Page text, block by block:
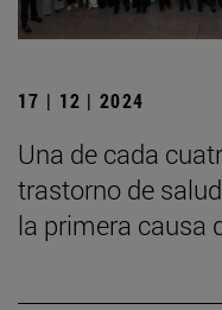
17 | 12 | 2024
Una de cada
trastorno de
la primera causa